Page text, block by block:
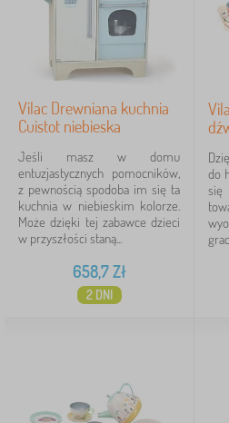
Vilac Drewniana kuchnia
Cuistot niebieska
Jeśli masz w domu
entuzjastycznych pomocników,
z pewnością spodoba im się ta
kuchnia w niebieskim kolorze.
Może dzięki tej zabawce dzieci
w przyszłości staną...
658,7Zł
2 DNI
do